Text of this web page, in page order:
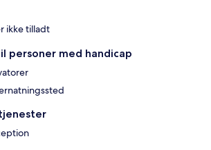
ikke tilladt
personer med handicap